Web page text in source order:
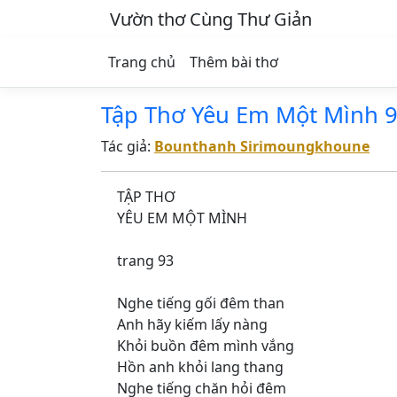
Vườn thơ Cùng Thư Giản
Trang chủ Thêm bài thơ
Tập Thơ Yêu Em Một Mình
Tác giả: Bounthanh Sirimoungkhoune
TẬP THƠ
YÊU EM MỘT MÌNH
trang 93
Nghe tiếng gối đêm than
Anh hãy kiếm lấy nàng
Khỏi buồn đêm mình vắng
Hồn anh khỏi lang thang
Nghe tiếng chăn hỏi đêm